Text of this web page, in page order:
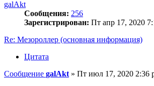
galAkt
Сообщения: 256
Зарегистрирован: Пт апр 17, 2020
Re: Мезороллер (основная информация)
Цитата
Сообщение galAkt » Пт июл 17, 2020 2:36